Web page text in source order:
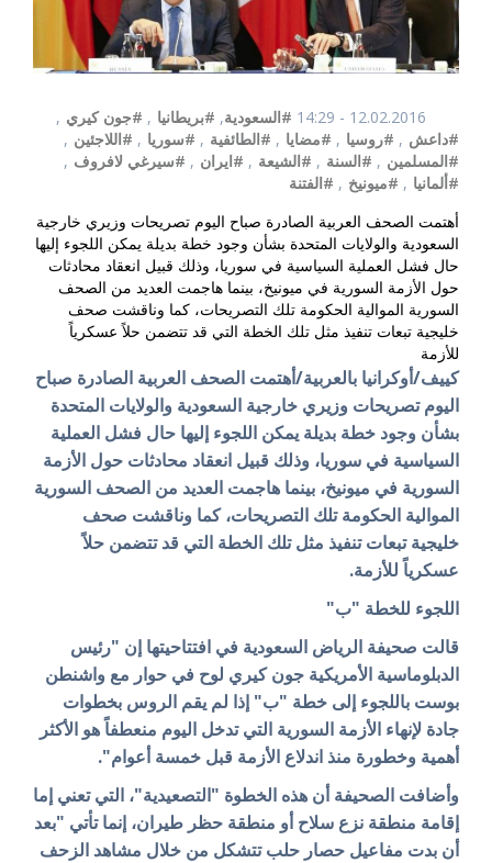
12.02.2016 - 14:29 #السعودية, #بريطانيا , #جون كيري ,
#داعش , #روسيا , #مضايا , #الطائفية , #سوريا , #اللاجئين ,
#المسلمين , #السنة , #الشيعة , #ايران , #سيرغي لافروف ,
#ألمانيا , #ميونيخ , #الفتنة
أهتمت الصحف العربية الصادرة صباح اليوم تصريحات وزيري خارجية
السعودية والولايات المتحدة بشأن وجود خطة بديلة يمكن اللجوء إليها
حال فشل العملية السياسية في سوريا، وذلك قبيل انعقاد محادثات
حول الأزمة السورية في ميونيخ، بينما هاجمت العديد من الصحف
السورية الموالية الحكومة تلك التصريحات، كما وناقشت صحف
خليجية تبعات تنفيذ مثل تلك الخطة التي قد تتضمن حلاً عسكرياً
للأزمة
كييف/أوكرانيا بالعربية/أهتمت الصحف العربية الصادرة صباح
اليومتصريحات وزيري خارجية السعودية والولايات المتحدة
بشأن وجود خطة بديلة يمكن اللجوء إليها حال فشل العملية
السياسية في سوريا، وذلك قبيل انعقاد محادثات حول الأزمة
السورية في ميونيخ، بينما هاجمت العديد من الصحف السورية
الموالية الحكومة تلك التصريحات، كما وناقشت صحف
خليجية تبعات تنفيذ مثل تلك الخطة التي قد تتضمن حلاً
عسكرياً للأزمة.
اللجوء للخطة "ب"
قالت صحيفة الرياض السعودية في افتتاحيتها إن "رئيس
الدبلوماسية الأمريكية جون كيري لوح في حوار مع واشنطن
بوست باللجوء إلى خطة "ب" إذا لم يقم الروس بخطوات
جادة لإنهاء الأزمة السورية التي تدخل اليوم منعطفاً هو الأكثر
أهمية وخطورة منذ اندلاع الأزمة قبل خمسة أعوام".
وأضافت الصحيفة أن هذه الخطوة "التصعيدية"، التي تعني إما
إقامة منطقة نزع سلاح أو منطقة حظر طيران، إنما تأتي "بعد
أن بدت مفاعيل حصار حلب تتشكل من خلال مشاهد الزحف